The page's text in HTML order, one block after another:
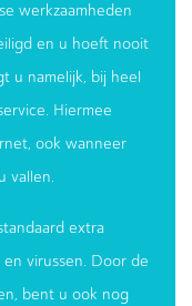
werkzaamheden
en u hoeft nooit
u namelijk, bij heel
Hiermee
ook wanneer
vallen.
extra
virussen. Door de
bent u ook nog